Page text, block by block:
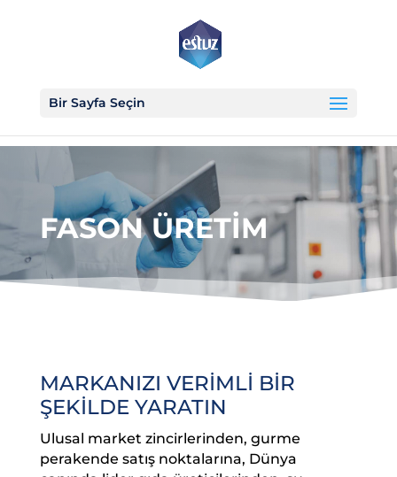
Bir Sayfa Seçin
FASON ÜRETİM
MARKANIZI VERİMLİ BİR
ŞEKİLDE YARATIN
Ulusal market zincirlerinden, gurme
perakende satış noktalarına, Dünya